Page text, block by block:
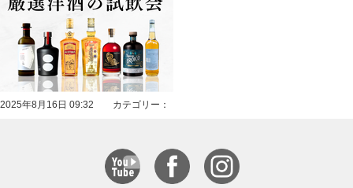
2025年8月16日 09:32 カテゴリー：